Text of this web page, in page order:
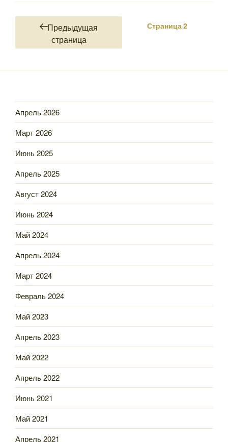
Пагинация
записейПредыдущая
страница
Страница2
Апрель 2026
Март 2026
Июнь 2025
Апрель 2025
Август 2024
Июнь 2024
Май 2024
Апрель 2024
Март 2024
Февраль 2024
Май 2023
Апрель 2023
Май 2022
Апрель 2022
Июнь 2021
Май 2021
Апрель 2021